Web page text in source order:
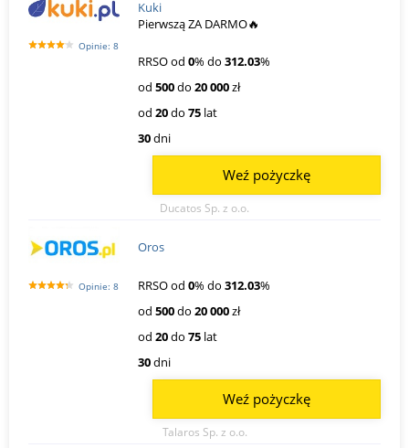
Opinie: 8
Kuki
Pierwszą ZA DARMO🔥
RRSO od 0% do 312.03%
od 500do 20 000zł
od 20do 75 lat
30dni
Ducatos Sp. z o.o.
Weź pożyczkę
Opinie: 8
Oros
RRSO od 0% do 312.03%
od 500do 20 000zł
od 20do 75 lat
30dni
Talaros Sp. z o.o.
Weź pożyczkę